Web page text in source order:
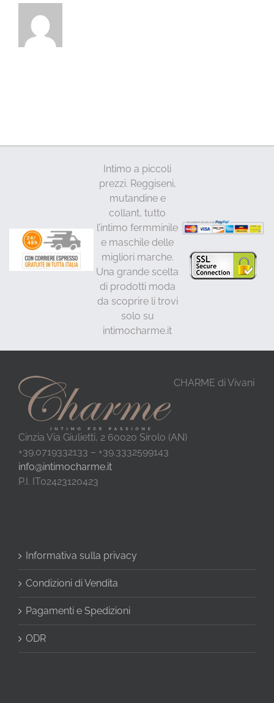
Intimo a piccoli
prezzi. Reggiseni,
mutandine e
collant, tutto
l’intimo fermminile
e maschile delle
migliori marche.
Una grande scelta
di prodotti moda
da scoprire li trovi
solo su
intimocharme.it
CHARME di Vivani
Cinzia Via Giulietti, 2 60020 Sirolo (AN)
+39.0719332133 – +39.3332599143
info@intimocharme.it
P.I. IT02423120423
Informativa sulla privacy
Condizioni di Vendita
Pagamenti e Spedizioni
ODR